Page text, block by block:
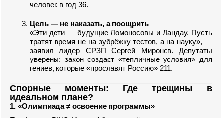
человек в год 36.
Цель — не наказать, а поощрить
«Эти дети — будущие Ломоносовы и Ландау. Пусть
тратят время не на зубрёжку тестов, а на науку», —
заявил лидер СРЗП Сергей Миронов. Депутаты
уверены: закон создаст «тепличные условия» для
гениев, которые «прославят Россию» 211.
Спорные моменты: Где трещины в
идеальном плане?
1. «Олимпиада ≠ освоение программы»